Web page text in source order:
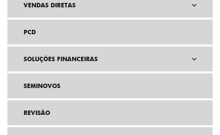
VENDAS DIRETAS
PCD
SOLUÇÕES FINANCEIRAS
SEMINOVOS
REVISÃO